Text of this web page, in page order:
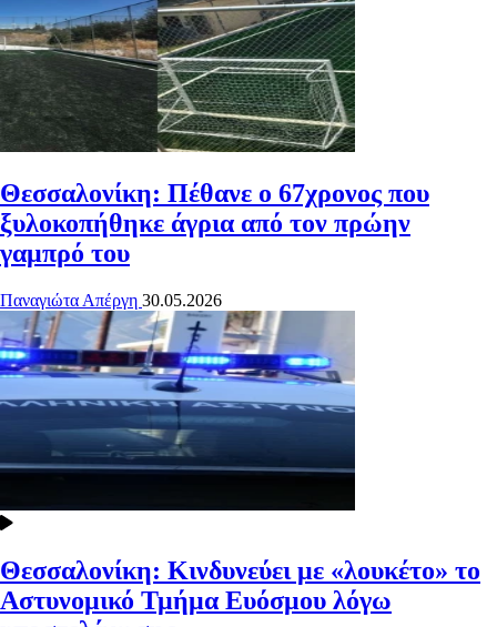
Θεσσαλονίκη: Πέθανε ο 67χρονος που
ξυλοκοπήθηκε άγρια από τον πρώην
γαμπρό του
Παναγιώτα Απέργη 30.05.2026
Θεσσαλονίκη: Κινδυνεύει με «λουκέτο» το
Αστυνομικό Τμήμα Ευόσμου λόγω